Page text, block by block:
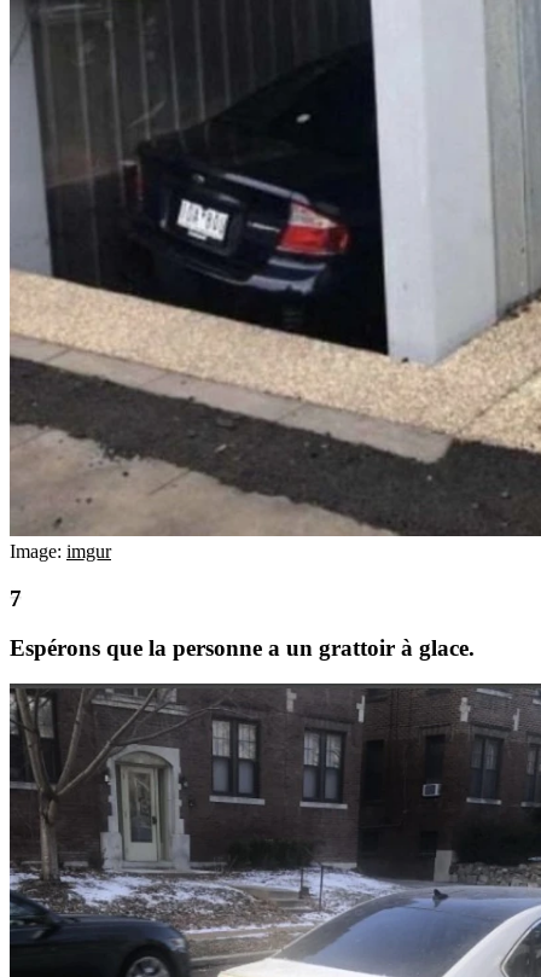
Image: imgur
Espérons que la personne a un grattoir à glace.